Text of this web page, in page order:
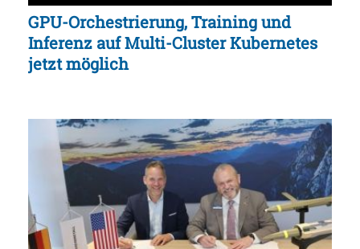
GPU-Orchestrierung, Training und
Inferenz auf Multi-Cluster Kubernetes
jetzt möglich